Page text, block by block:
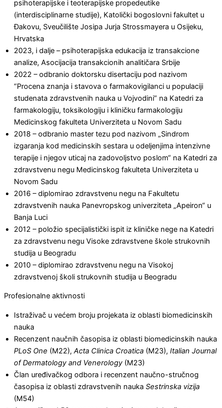
psihoterapijske i teoterapijske propedeutike
(interdisciplinarne studije), Katolički bogoslovni fakultet u
Đakovu, Sveučilište Josipa Jurja Strossmayera u Osijeku,
Hrvatska
2023, i dalje – psihoterapijska edukacija iz transakcione
analize, Asocijacija transakcionih analitičara Srbije
2022 – odbranio doktorsku disertaciju pod nazivom
“Procena znanja i stavova o farmakovigilanci u populaciji
studenata zdravstvenih nauka u Vojvodini” na Katedri za
farmakologiju, toksikologiju i kliničku farmakologiju
Medicinskog fakulteta Univerziteta u Novom Sadu
2018 – odbranio master tezu pod nazivom „Sindrom
izgaranja kod medicinskih sestara u odeljenjima intenzivne
terapije i njegov uticaj na zadovoljstvo poslom“ na Katedri za
zdravstvenu negu Medicinskog fakulteta Univerziteta u
Novom Sadu
2016 – diplomirao zdravstvenu negu na Fakultetu
zdravstvenih nauka Panevropskog univerziteta „Apeiron“ u
Banja Luci
2012 – položio specijalistički ispit iz kliničke nege na Katedri
za zdravstvenu negu Visoke zdravstvene škole strukovnih
studija u Beogradu
2010 – diplomirao zdravstvenu negu na Visokoj
zdravstvenoj školi strukovnih studija u Beogradu
Profesionalne aktivnosti
Istraživač u većem broju projekata iz oblasti biomedicinskih
nauka
Recenzent naučnih časopisa iz oblasti biomedicinskih nauka
PLoS One (M22), Acta Clinica Croatica (M23), Italian Journal
of Dermatology and Venerology (M23)
Član uređivačkog odbora i recenzent naučno-stručnog
časopisa iz oblasti zdravstvenih nauka Sestrinska vizija
(M54)